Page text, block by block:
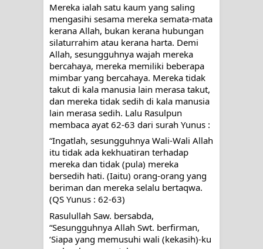
Mereka ialah satu kaum yang saling
mengasihi sesama mereka semata-mata
kerana Allah, bukan kerana hubungan
silaturrahim atau kerana harta. Demi
Allah, sesungguhnya wajah mereka
bercahaya, mereka memiliki beberapa
mimbar yang bercahaya. Mereka tidak
takut di kala manusia lain merasa takut,
dan mereka tidak sedih di kala manusia
lain merasa sedih. Lalu Rasulpun
membaca ayat 62-63 dari surah Yunus :
“Ingatlah, sesungguhnya Wali-Wali Allah
itu tidak ada kekhuatiran terhadap
mereka dan tidak (pula) mereka
bersedih hati. (Iaitu) orang-orang yang
beriman dan mereka selalu bertaqwa.
(QS Yunus : 62-63)
Rasulullah Saw. bersabda,
“Sesungguhnya Allah Swt. berfirman,
‘Siapa yang memusuhi wali (kekasih)-ku